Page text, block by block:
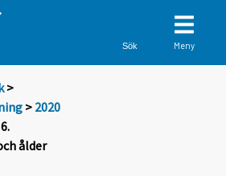
Sök Meny
>
> 2020
ålder